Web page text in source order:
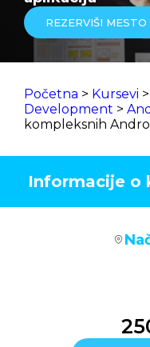
REZERVIŠI MESTO
Početna > Kursevi >
Development >
kompleksnih
Informacije o